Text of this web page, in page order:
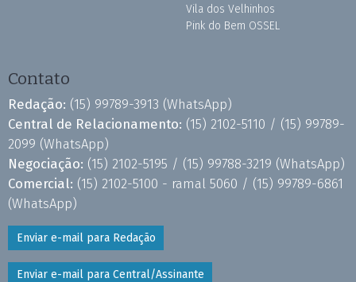
Vila dos Velhinhos
Pink do Bem OSSEL
Contato
Redação: (15) 99789-3913 (WhatsApp)
Central de Relacionamento: (15) 2102-5110 / (15) 99789-
2099 (WhatsApp)
Negociação: (15) 2102-5195 / (15) 99788-3219 (WhatsApp)
Comercial: (15) 2102-5100 - ramal 5060 / (15) 99789-6861
(WhatsApp)
Enviar e-mail para Redação
Enviar e-mail para Central/Assinante